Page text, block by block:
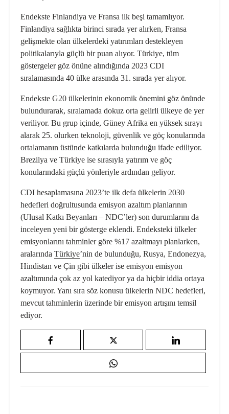
Endekste Finlandiya ve Fransa ilk beşi tamamlıyor.
Finlandiya sağlıkta birinci sırada yer alırken, Fransa
gelişmekte olan ülkelerdeki yatırımları destekleyen
politikalarıyla güçlü bir puan alıyor. Türkiye, tüm
göstergeler göz önüne alındığında 2023 CDI
sıralamasında 40 ülke arasında 31. sırada yer alıyor.
Endekste G20 ülkelerinin ekonomik önemini göz önünde
bulundurarak, sıralamada dokuz orta gelirli ülkeye de yer
veriliyor. Bu grup içinde, Güney Afrika en yüksek sırayı
alarak 25. olurken teknoloji, güvenlik ve göç konularında
ortalamanın üstünde katkılarda bulunduğu ifade ediliyor.
Brezilya ve Türkiye ise sırasıyla yatırım ve göç
konularındaki güçlü yönleriyle ardından geliyor.
CDI hesaplamasına 2023’te ilk defa ülkelerin 2030
hedefleri doğrultusunda emisyon azaltım planlarının
(Ulusal Katkı Beyanları – NDC’ler) son durumlarını da
inceleyen yeni bir gösterge eklendi. Endeksteki ülkeler
emisyonlarını tahminler göre %17 azaltmayı planlarken,
aralarında Türkiye’nin de bulunduğu, Rusya, Endonezya,
Hindistan ve Çin gibi ülkeler ise emisyon emisyon
azaltımında çok az yol katediyor ya da hiçbir iddia ortaya
koymuyor. Yanı sıra söz konusu ülkelerin NDC hedefleri,
mevcut tahminlerin üzerinde bir emisyon artışını temsil
ediyor.